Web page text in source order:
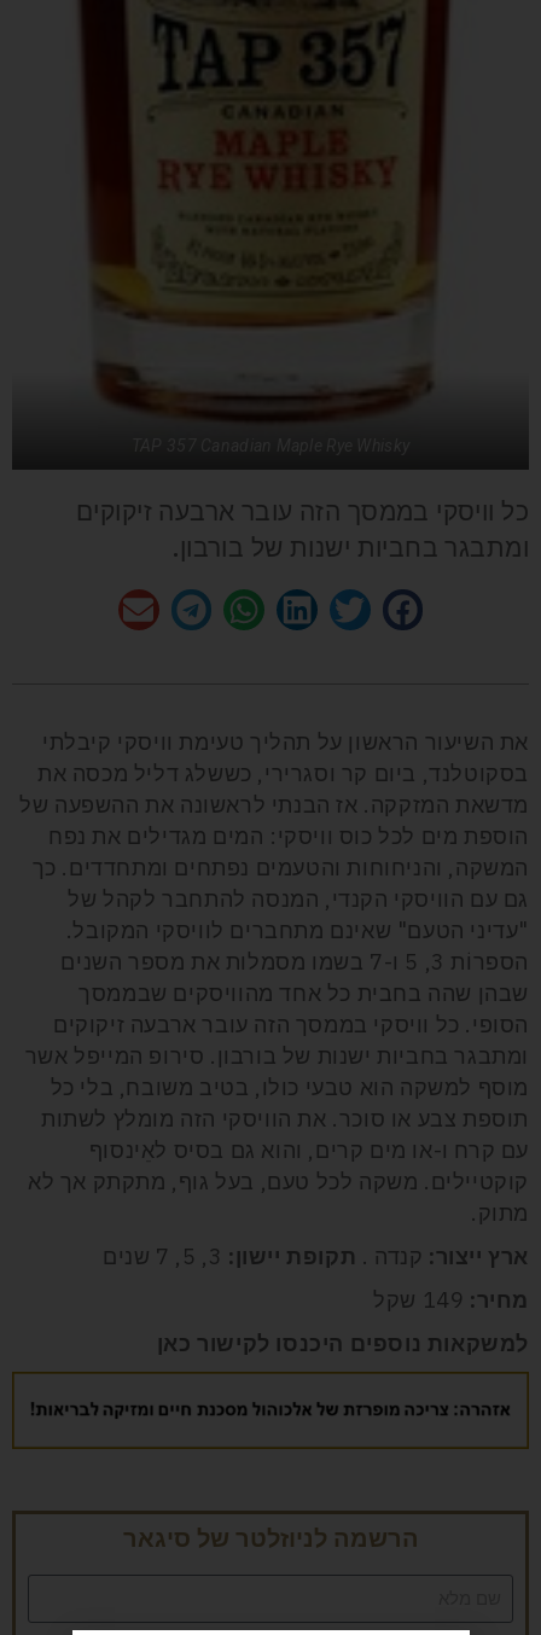
כל וויסקי בממסך הזה עובר ארבעה זיקוקים
ומתבגר בחביות ישנות של בורבון.
את השיעור הראשון על תהליך טעימת וויסקי קיבלתי
בסקוטלנד, ביום קר וסגרירי, כששלג דליל מכסה את
מדשאת המזקקה. אז הבנתי לראשונה את ההשפעה של
הוספת מים לכל כוס וויסקי: המים מגדילים את נפח
המשקה, והניחוחות והטעמים נפתחים ומתחדדים. כך
גם עם הוויסקי הקנדי, המנסה להתחבר לקהל של
"עדיני הטעם" שאינם מתחברים לוויסקי המקובל.
הספרוֹת 3, 5 ו-7 בשמו מסמלות את מספר השנים
שבהן שהה בחבית כל אחד מהוויסקים שבממסך
הסופי. כל וויסקי בממסך הזה עובר ארבעה זיקוקים
ומתבגר בחביות ישנות של בורבון. סירופ המייפל אשר
מוסף למשקה הוא טבעי כולו, בטיב משובח, בלי כל
תוספת צבע או סוכר. את הוויסקי הזה מומלץ לשתות
עם קרח ו-או מים קרים, והוא גם בסיס לאֵינסוף
קוקטיילים. משקה לכל טעם, בעל גוף, מתקתק אך לא
מתוק.
ארץ ייצור: קנדה . תקופת יישון:
מחיר:
למשקאות נוספים היכנסו לקישור כאן
הרשמה לניוזלטר של סיגאר